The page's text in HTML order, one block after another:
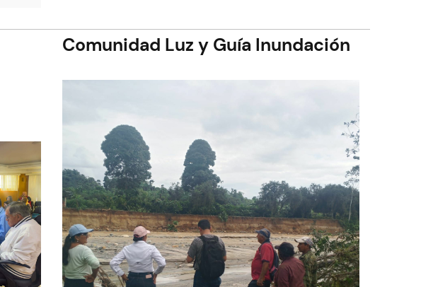
refundar
la
ciudad
de
Comunidad Luz y Guía Inundación